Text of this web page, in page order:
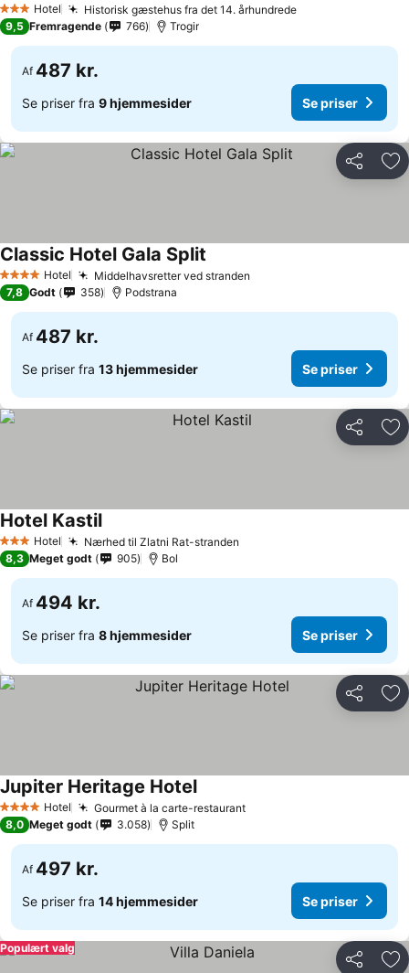
3 StjernerHotel Historisk gæstehus fra det 14. århundrede
9,5 Fremragende 766 Trogir
Af 487 kr.
Se priser fra 9 hjemmesider Se priser
Del
4 StjernerHotel Middelhavsretter ved stranden
Classic Hotel Gala Split
7,8 Godt 358 Podstrana
Af 487 kr.
Se priser fra 13 hjemmesider Se priser
Del
3 StjernerHotel Nærhed til Zlatni Rat-stranden
Hotel Kastil
8,3 Meget godt 905 Bol
Af 494 kr.
Se priser fra 8 hjemmesider Se priser
Del
4 StjernerHotel Gourmet à la carte-restaurant
Jupiter Heritage Hotel
8,0 Meget godt 3.058 Split
Af 497 kr.
Se priser fra 14 hjemmesider Se priser
Del
Populært valg